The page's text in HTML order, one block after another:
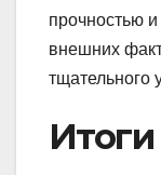
прочностью
внешних
тщательного
Итоги